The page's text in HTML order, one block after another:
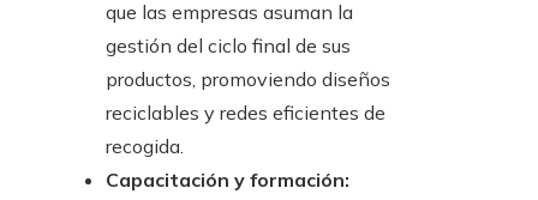
que las empresas asuman la
gestión del ciclo final de sus
productos, promoviendo diseños
reciclables y redes eficientes de
recogida.
Capacitación y formación: